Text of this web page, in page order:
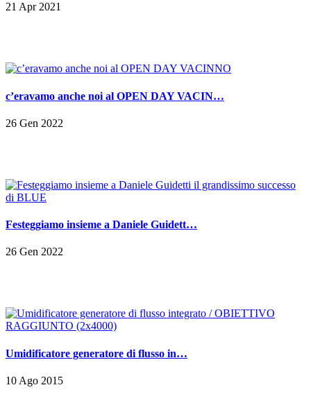
21 Apr 2021
c’eravamo anche noi al OPEN DAY VACIN…
26 Gen 2022
Festeggiamo insieme a Daniele Guidett…
26 Gen 2022
Umidificatore generatore di flusso in…
10 Ago 2015